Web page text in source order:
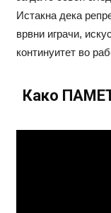
Истакна дека
врвни играчи,
континуитет во
Како